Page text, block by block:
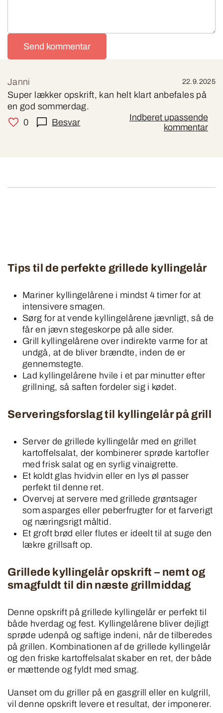
Send kommentar
Janni 22.9.2025
Super lækker opskrift, kan helt klart anbefales på
en god sommerdag.
0
Besvar
Indberet upassende
kommentar
Tips til de perfekte grillede kyllingelår
Mariner kyllingelårene i mindst 4 timer for at
intensivere smagen.
Sørg for at vende kyllingelårene jævnligt, så de
får en jævn stegeskorpe på alle sider.
Grill kyllingelårene over indirekte varme for at
undgå, at de bliver brændte, inden de er
gennemstegte.
Lad kyllingelårene hvile i et par minutter efter
grillning, så saften fordeler sig i kødet.
Serveringsforslag til kyllingelår på grill
Server de grillede kyllingelår med en grillet
kartoffelsalat, der kombinerer sprøde kartofler
med frisk salat og en syrlig vinaigrette.
Et koldt glas hvidvin eller en lys øl passer
perfekt til denne ret.
Overvej at servere med grillede grøntsager
som asparges eller peberfrugter for et farverigt
og næringsrigt måltid.
Et groft brød eller flutes er ideelt til at suge den
lækre grillsaft op.
Grillede kyllingelår opskrift – nemt og
smagfuldt til din næste grillmiddag
Denne opskrift på grillede kyllingelår er perfekt til
både hverdag og fest. Kyllingelårene bliver dejligt
sprøde udenpå og saftige indeni, når de tilberedes
på grillen. Kombinationen af de grillede kyllingelår
og den friske kartoffelsalat skaber en ret, der både
er mættende og fyldt med smag.
Uanset om du griller på en gasgrill eller en kulgrill,
vil denne opskrift levere et resultat, der imponerer.